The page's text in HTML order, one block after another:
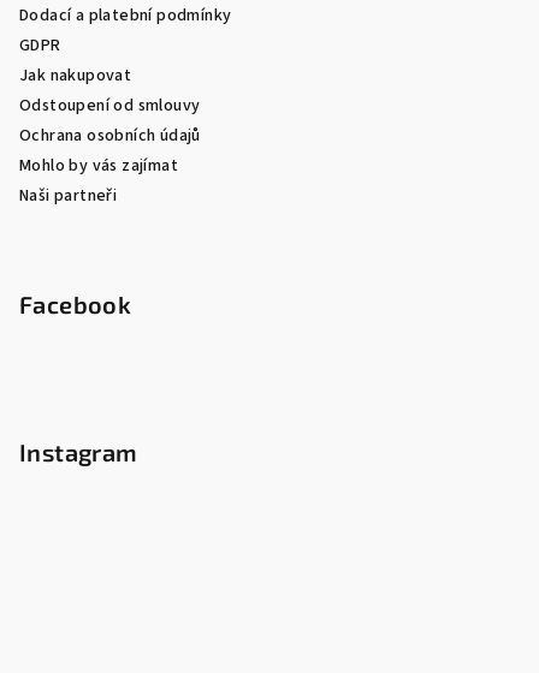
Dodací a platební podmínky
GDPR
Jak nakupovat
Odstoupení od smlouvy
Ochrana osobních údajů
Mohlo by vás zajímat
Naši partneři
Facebook
Instagram